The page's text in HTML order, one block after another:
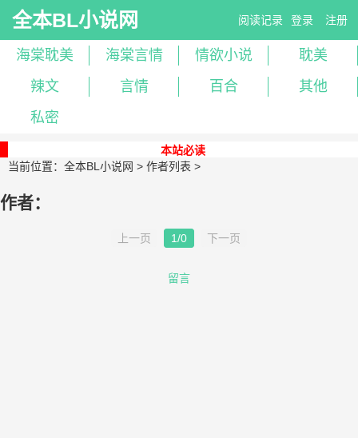
全本BL小说网 阅读记录 登录 注册
海棠耽美 海棠言情 情欲小说
耽美
辣文
言情 百合
其他
私密
本站必读
当前位置： 全本BL小说网 > 作者列表 >
作者：
上一页 1/0 下一页
留言